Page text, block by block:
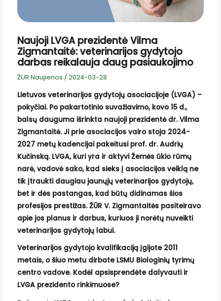
Naujoji LVGA prezidentė Vilma
Zigmantaitė: veterinarijos gydytojo
darbas reikalauja daug pasiaukojimo
ŽUR Naujienos / 2024-03-28
Lietuvos veterinarijos gydytojų asociacijoje (LVGA) –
pokyčiai. Po pakartotinio suvažiavimo, kovo 15 d.,
balsų dauguma išrinkta naujoji prezidentė dr. Vilma
Zigmantaitė. Ji prie asociacijos vairo stoja 2024-
2027 metų kadencijai pakeitusi prof. dr. Audrių
Kučinską. LVGA, kuri yra ir aktyvi Žemės ūkio rūmų
narė, vadovė sako, kad sieks į asociacijos veiklą ne
tik įtraukti daugiau jaunųjų veterinarijos gydytojų,
bet ir dės pastangas, kad būtų didinamas šios
profesijos prestižas. ŽŪR V. Zigmantaitės pasiteiravo
apie jos planus ir darbus, kuriuos ji norėtų nuveikti
veterinarijos gydytojų labui.
Veterinarijos gydytojo kvalifikaciją įgijote 2011
metais, o šiuo metu dirbate LSMU Biologinių tyrimų
centro vadove. Kodėl apsisprendėte dalyvauti ir
LVGA prezidento rinkimuose?